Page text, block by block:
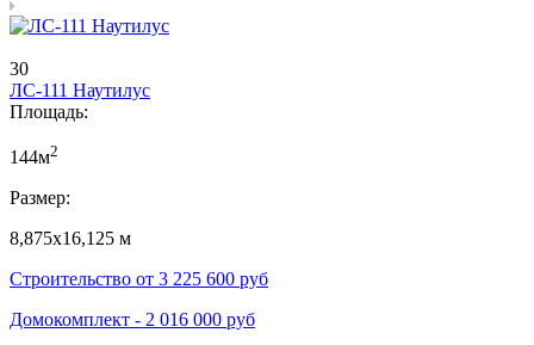
30
ЛС-111 Наутилус
Площадь:
144м2
Размер:
8,875х16,125 м
Строительство от 3 225 600 руб
Домокомплект - 2 016 000 руб